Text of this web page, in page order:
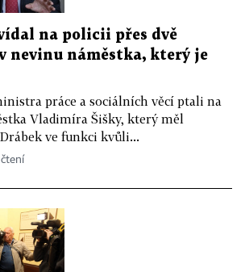
na policii přes dvě
nevinu náměstka, který je
práce a sociálních věcí ptali na
Vladimíra Šišky, který měl
ve funkci kvůli...
čtení